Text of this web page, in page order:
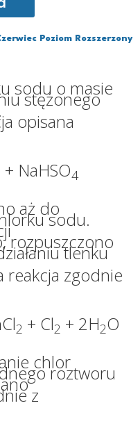
Poziom Rozszerzony
sodu o masie
stężonego
opisana
NaHSO4
aż dosodu.
rozpuszczono
tlenku
reakcja zgodnie
2 + Cl2 + 2H2O
chlor
roztworu
z